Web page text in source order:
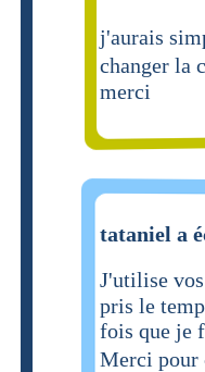
j'aurais
changer la
merci
tataniel a
J'utilise
pris le
fois que je
Merci pour